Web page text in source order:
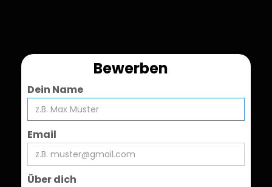
Bewerben
Dein Name
Email
Über dich